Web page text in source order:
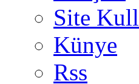
Site
Künye
Rss